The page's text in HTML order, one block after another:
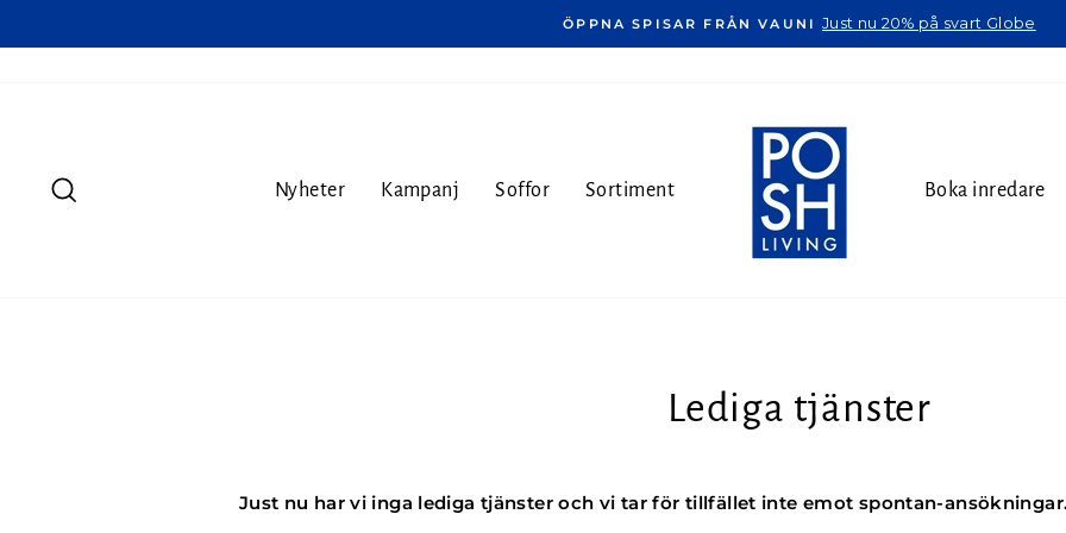
ÖPPNA SPISAR FRÅN VAUNI Just nu 20% på svart Globe
Nyheter Kampanj Soffor Sortiment Boka inredare
Lediga tjänster
Just nu har vi inga lediga tjänster och vi tar för tillfället inte emot spontan-ansökningar.